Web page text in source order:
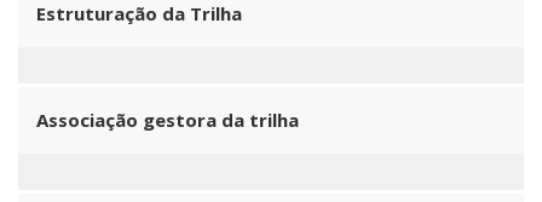
Estruturação da Trilha
Associação gestora da trilha